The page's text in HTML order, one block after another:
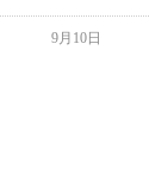
9月10日